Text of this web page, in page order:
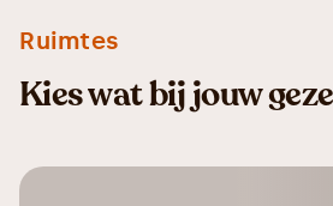
Ruimtes
Kies wat bij jouw